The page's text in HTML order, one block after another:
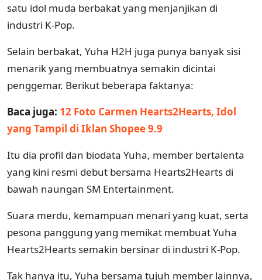
satu idol muda berbakat yang menjanjikan di
industri K-Pop.
Selain berbakat, Yuha H2H juga punya banyak sisi
menarik yang membuatnya semakin dicintai
penggemar. Berikut beberapa faktanya:
Baca juga: 12 Foto Carmen Hearts2Hearts, Idol
yang Tampil di Iklan Shopee 9.9
Itu dia profil dan biodata Yuha, member bertalenta
yang kini resmi debut bersama Hearts2Hearts di
bawah naungan SM Entertainment.
Suara merdu, kemampuan menari yang kuat, serta
pesona panggung yang memikat membuat Yuha
Hearts2Hearts semakin bersinar di industri K-Pop.
Tak hanya itu, Yuha bersama tujuh member lainnya,